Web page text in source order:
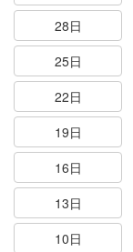
28日
25日
22日
19日
16日
13日
10日